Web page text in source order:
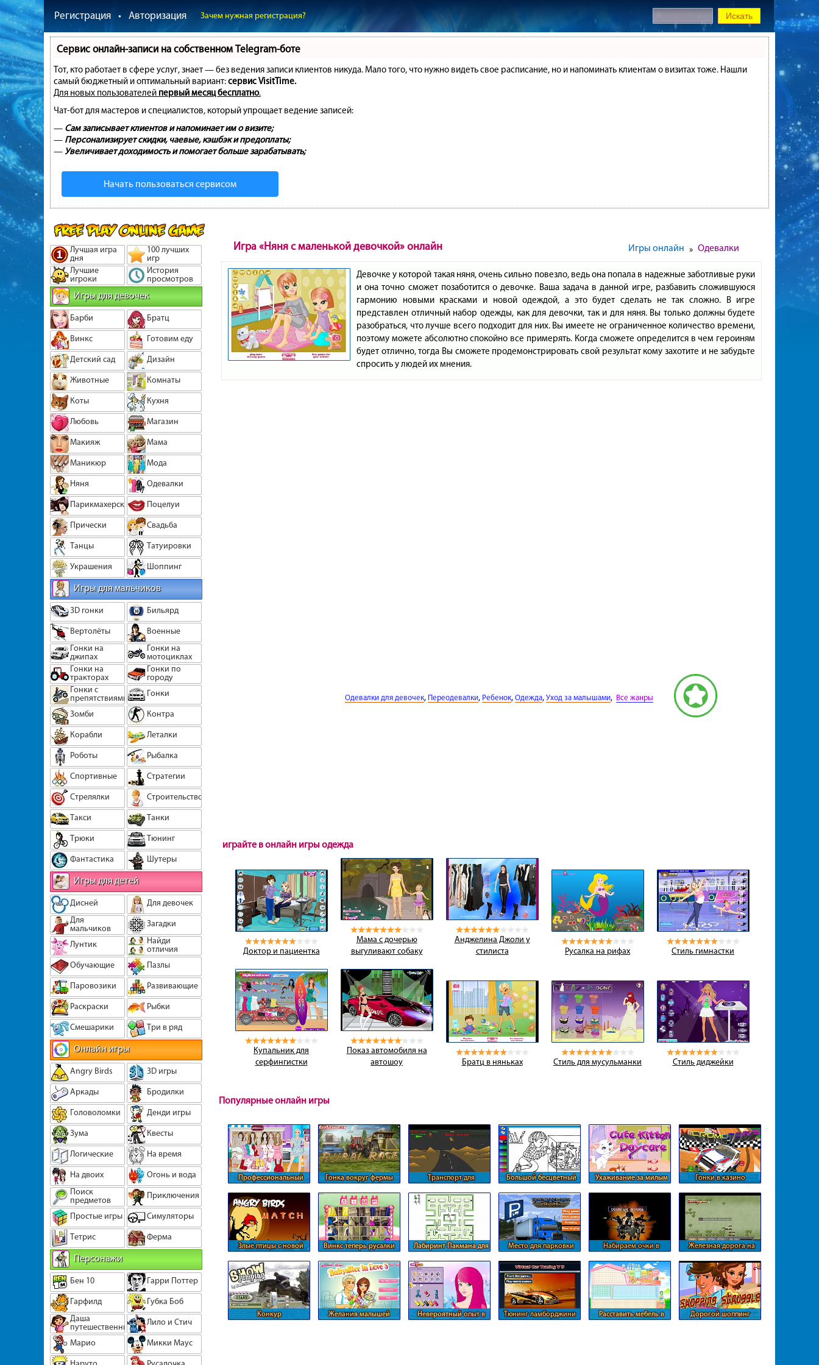
Регистрация • Авторизация Зачем нужная регистрация?
Сервис онлайн-записи на собственном Telegram-боте
Тот, кто работает в сфере услуг, знает — без ведения записи клиентов никуда. Мало того, что нужно видеть свое расписание, но и напоминать клиентам о визитах тоже. Нашли
самый бюджетный и оптимальный вариант:сервис VisitTime.
Для новых пользователей первый месяц бесплатно.
Чат-бот для мастеров и специалистов, который упрощает ведение записей:
— Сам записывает клиентов и напоминает им о визите;
— Персонализирует скидки, чаевые, кэшбэк и предоплаты;
—Увеличивает доходимость и помогает больше зарабатывать;
Начать пользоваться сервисом
Лучшая игра
дня
100 лучших
игр
Лучшие
игроки
История
просмотров
Игры для девочек
Барби
Братц
Винкс
Готовим еду
Детский сад
Дизайн
Животные
Комнаты
Коты
Кухня
Любовь
Магазин
Макияж
Мама
Маникюр
Мода
Няня
Одевалки
Парикмахерская
Поцелуи
Прически
Свадьба
Танцы
Татуировки
Украшения
Шоппинг
Игры для мальчиков
3D гонки
Бильярд
Вертолёты
Военные
Гонки на
джипах
Гонки на
мотоциклах
Гонки на
тракторах
Гонки по
городу
Гонки с
препятствиями
Гонки
Зомби
Контра
Корабли
Леталки
Роботы
Рыбалка
Спортивные
Стратегии
Стрелялки
Строительство
Такси
Танки
Трюки
Тюнинг
Фантастика
Шутеры
Игры для детей
Дисней
Для девочек
Для
мальчиков
Загадки
Лунтик
Найди
отличия
Обучающие
Пазлы
Паровозики
Развивающие
Раскраски
Рыбки
Смешарики
Три в ряд
Онлайн игры
Angry Birds
3D игры
Аркады
Бродилки
Головоломки
Денди игры
Зума
Квесты
Логические
На время
На двоих
Огонь и вода
Поиск
предметов
Приключения
Простые игры
Симуляторы
Тетрис
Ферма
Персонажи
Бен 10
Гарри Поттер
Гарфилд
Губка Боб
Даша
путешественница
Лило и Стич
Марио
Микки Маус
Игра «Няня с маленькой девочкой» онлайн Игры онлайн » Одевалки
Девочке у которой такая няня, очень сильно повезло, ведь она попала в надежные заботливые руки
и она точно сможет позаботится о девочке. Ваша задача в данной игре, разбавить сложившуюся
гармонию новыми красками и новой одеждой, а это будет сделать не так сложно. В игре
представлен отличный набор одежды, как для девочки, так и для няня. Вы только должны будете
разобраться, что лучше всего подходит для них. Вы имеете не ограниченное количество времени,
поэтому можете абсолютно спокойно все примерять. Когда сможете определится в чем героиням
будет отлично, тогда Вы сможете продемонстрировать свой результат кому захотите и не забудьте
спросить у людей их мнения.
Одевалки для девочек, Переодевалки, Ребенок, Одежда, Уход за малышами, Все жанры
играйте в онлайн игры одежда
Доктор и пациентка
Мама с дочерью
выгуливают собаку
Анджелина Джоли у
стилиста
Русалка на рифах Стиль гимнастки
Купальник для
серфингистки
Показ автомобиля на
автошоу
Братц в няньках Стиль для мусульманки Стиль диджейки
Популярные онлайн игры
Профессиональный
Гонка вокруг фермы
Транспорт для
Большой бесцветный
Ухаживание за милым
Гонки в казино
Злые птицы с новой
Винкс теперь русалки
Лабиринт Пакмана для
Место для парковки
Набираем очки в
Железная дорога на
Конкур Желания малышей
Невероятный опыт в
Тюнинг ламборджини
Расставить мебель в
Дорогой шоппинг